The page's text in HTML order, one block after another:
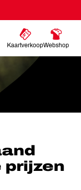
KaartverkoopWebshop
VERDEELD’
prijzen